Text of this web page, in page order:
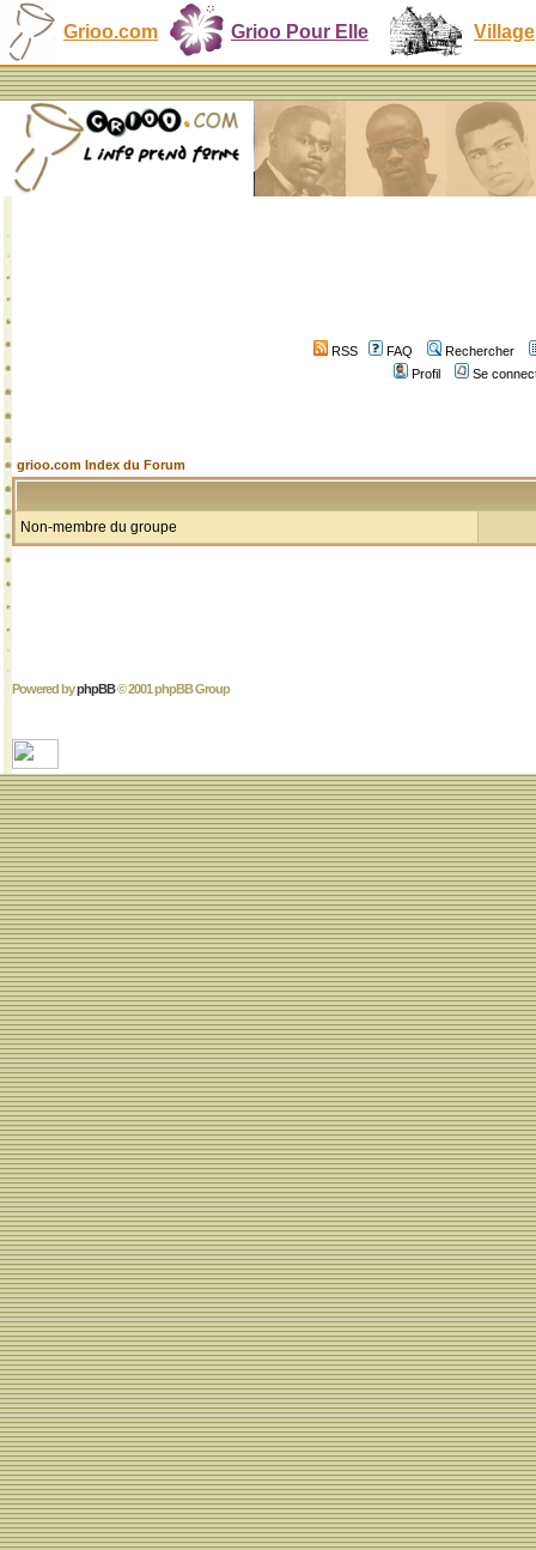
Grioo.com Grioo Pour Elle Village
RSS FAQ
Rechercher
Profil
Se
grioo.com Index du Forum
Non-membre du groupe
Powered byphpBB© 2001 phpBB Group